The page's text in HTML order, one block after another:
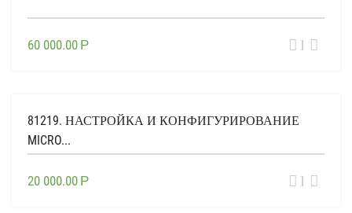
60 000.00 Р
81219. НАСТРОЙКА И КОНФИГУРИРОВАНИЕ
MICRO...
20 000.00 Р